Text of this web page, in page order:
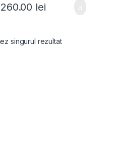
260.00 lei
singurul rezultat